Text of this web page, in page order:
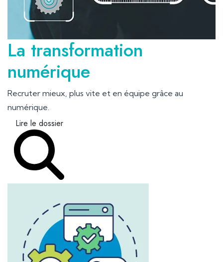
La transformation
numérique
Recruter mieux, plus vite et en équipe grâce au
numérique.
Lire le dossier